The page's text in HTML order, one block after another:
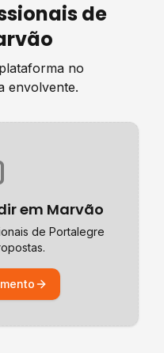
de
no
envolvente.
em Marvão
de Portalegre